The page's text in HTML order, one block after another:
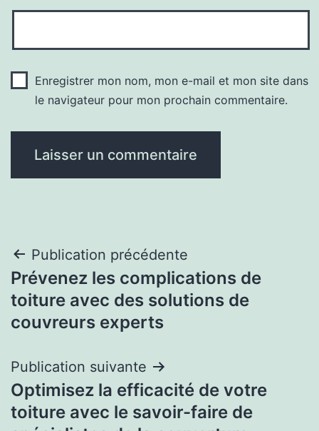
Enregistrer mon nom, mon e-mail et mon site dans
le navigateur pour mon prochain commentaire.
Navigation
de
l’article
Publication précédente
Prévenez les complications de
toiture avec des solutions de
couvreurs experts
Publication suivante
Optimisez la efficacité de votre
toiture avec le savoir-faire de